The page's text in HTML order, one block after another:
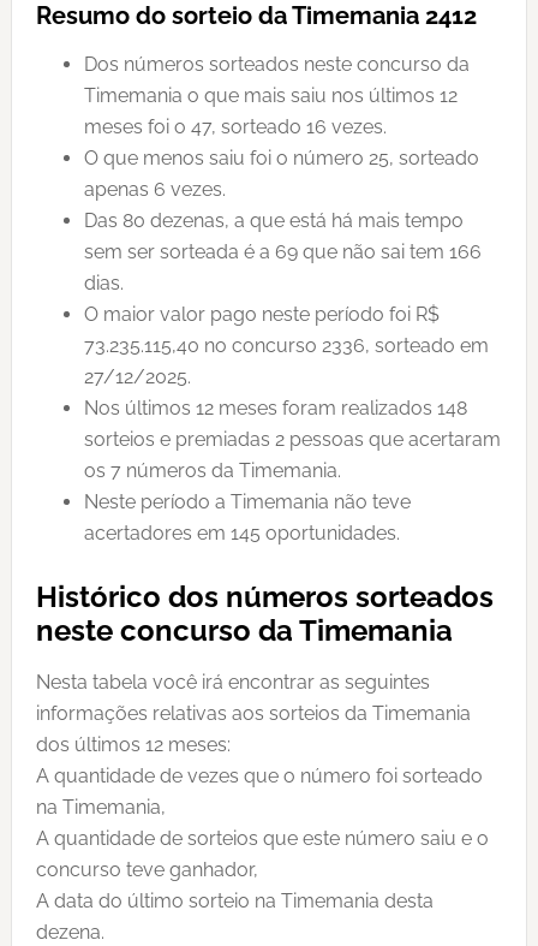
Resumo do sorteio da Timemania 2412
Dos números sorteados neste concurso da
Timemania o que mais saiu nos últimos 12
meses foi o 47, sorteado 16 vezes.
O que menos saiu foi o número 25, sorteado
apenas 6 vezes.
Das 80 dezenas, a que está há mais tempo
sem ser sorteada é a 69 que não sai tem 166
dias.
O maior valor pago neste período foi R$
73.235.115,40 no concurso 2336, sorteado em
27/12/2025.
Nos últimos 12 meses foram realizados 148
sorteios e premiadas 2 pessoas que acertaram
os 7 números da Timemania.
Neste período a Timemania não teve
acertadores em 145 oportunidades.
Histórico dos números sorteados
neste concurso da Timemania
Nesta tabela você irá encontrar as seguintes
informações relativas aos sorteios da Timemania
dos últimos 12 meses:
A quantidade de vezes que o número foi sorteado
na Timemania,
A quantidade de sorteios que este número saiu e o
concurso teve ganhador,
A data do último sorteio na Timemania desta
dezena.